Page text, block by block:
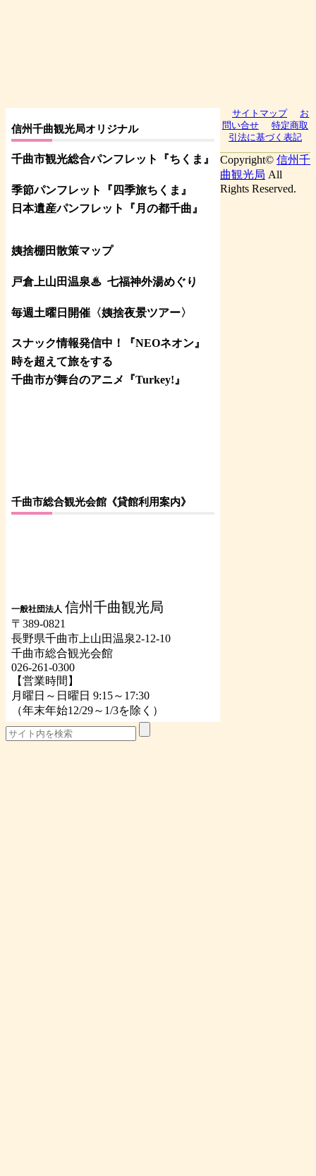
信州千曲観光局オリジナル
千曲市観光総合パンフレット 『ちくま 』
季節パンフレット『四季旅ちくま』
日本遺産パンフレット
『月の都千曲 』
姨捨棚田散策マップ
戸倉上山田温泉♨ 七福神外湯めぐり
毎週土曜日開催〈姨捨夜景ツアー〉
スナック情報発信中！『NEOネオン』
時を超えて旅をする
千曲市が舞台のアニメ『Turkey!』
千曲市総合観光会館《貸館利用案内》
一般社団法人 信州千曲観光局
〒389-0821
長野県千曲市上山田温泉2-12-10
千曲市総合観光会館
026-261-0300
【営業時間】
月曜日～日曜日 9:15～17:30
（年末年始12/29～1/3を除く）
サイトマップ
お
問い合せ
特定商取
引法に基づく表記
Copyright© 信州千
曲観光局 All
Rights Reserved.